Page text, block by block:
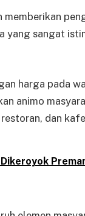
yang sangat
harga pada
animo
dan